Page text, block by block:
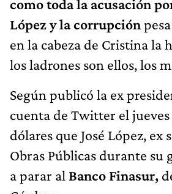
como toda la acusación
López y la corrupción
en la cabeza de Cristina la
los ladrones son ellos, los
Según publicó la ex
cuenta de Twitter el jueves
dólares que José López, ex
Obras Públicas durante su
a parar al Banco Finasur,